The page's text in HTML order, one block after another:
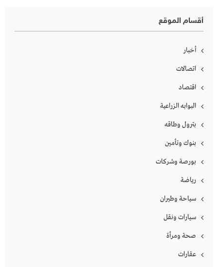
أقسام الموقع
أخبار
اتصالات
اقتصاد
البوابه الزراعية
بترول وطاقه
بنوك وتأمين
بورصة وشركات
رياضة
سياحة وطيران
سيارات ونقل
صحة ومرأة
عقارات